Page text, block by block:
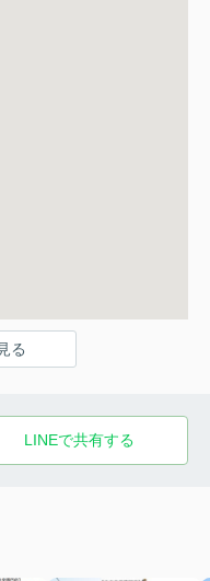
る
LINEで共有する